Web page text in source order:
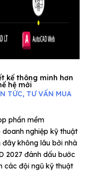
kế thông minh hơn
hệ mới
TỨC, TƯ VẤN MUA
phần mềm
nghiệp kỹ thuật
không lâu bởi nhà
2027 đánh dấu bước
các đội ngũ kỹ thuật